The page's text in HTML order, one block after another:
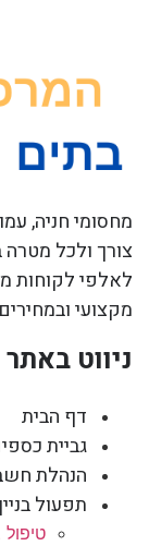
מחסומי חניה,
צורך ולכל
לאלפי לקוחות
מקצועי
ניווט באתר
דף הבית
גביית
הנהלת
תפעול בניין